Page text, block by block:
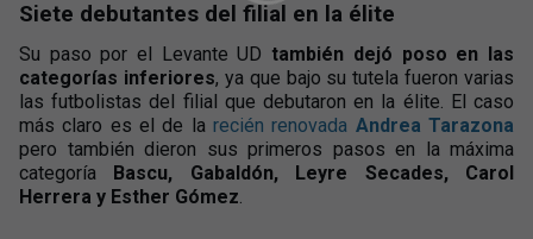
Siete debutantes del filial en la élite
Su paso por el Levante UD también dejó poso en las
categorías inferiores, ya que bajo su tutela fueron varias
las futbolistas del filial que debutaron en la élite. El caso
más claro es el de la recién renovada Andrea Tarazona
pero también dieron sus primeros pasos en la máxima
categoría Bascu, Gabaldón, Leyre Secades, Carol
Herrera y Esther Gómez.